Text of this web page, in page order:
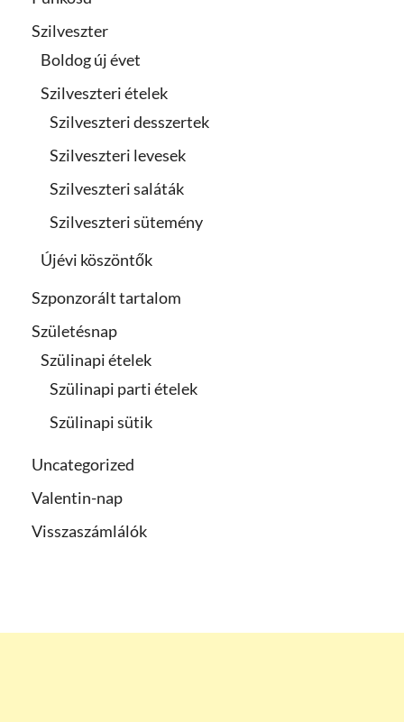
Szilveszter
Boldog új évet
Szilveszteri ételek
Szilveszteri desszertek
Szilveszteri levesek
Szilveszteri saláták
Szilveszteri sütemény
Újévi köszöntők
Szponzorált tartalom
Születésnap
Szülinapi ételek
Szülinapi parti ételek
Szülinapi sütik
Uncategorized
Valentin-nap
Visszaszámlálók